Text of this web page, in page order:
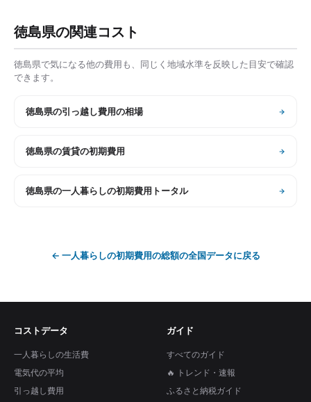
徳島県の関連コスト
徳島県で気になる他の費用も、同じく地域水準を反映した目安で確認
できます。
徳島県の引っ越し費用の相場
徳島県の賃貸の初期費用
徳島県の一人暮らしの初期費用トータル
← 一人暮らしの初期費用の総額の全国データに戻る
コストデータ
一人暮らしの生活費
電気代の平均
引っ越し費用
ガイド
すべてのガイド
🔥 トレンド・速報
ふるさと納税ガイド